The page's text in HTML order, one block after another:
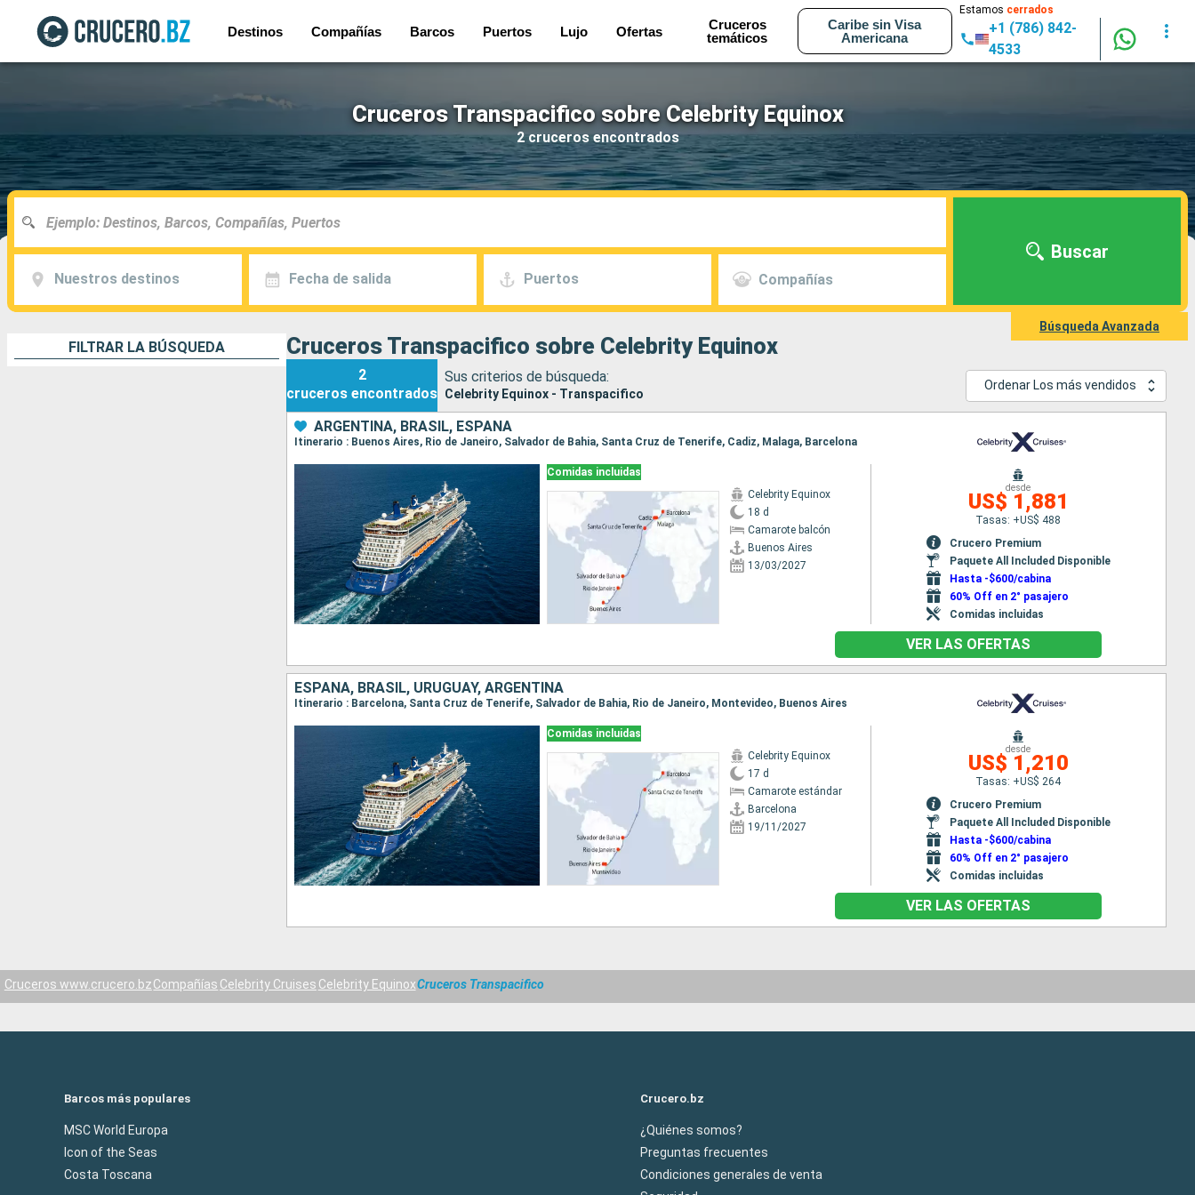
Destinos Compañías Barcos Puertos Lujo Ofertas
Cruceros
temáticos
Caribe sin Visa
Americana
Estamos cerrados
+1 (786) 842-
4533
Cruceros Transpacifico sobre Celebrity Equinox
2 cruceros encontrados
Nuestros destinos Fecha de salida Puertos Compañías
Buscar
Búsqueda Avanzada
FILTRAR LA BÚSQUEDA Cruceros Transpacifico sobre Celebrity Equinox
2
cruceros encontrados
Sus criterios de búsqueda:
Celebrity Equinox - Transpacifico
Ordenar Los más vendidos
ARGENTINA, BRASIL, ESPAÑA
Itinerario : Buenos Aires, Rio de Janeiro, Salvador de Bahia, Santa Cruz de Tenerife, Cadiz, Malaga, Barcelona
Comidas incluidas
Celebrity Equinox
18 d
Camarote balcón
Buenos Aires
13/03/2027
desde
US$ 1,881
Tasas: +US$ 488
Crucero Premium
Paquete All Included Disponible
Hasta -$600/cabina
60% Off en 2° pasajero
Comidas incluidas
VER LAS OFERTAS
ESPAÑA, BRASIL, URUGUAY, ARGENTINA
Itinerario : Barcelona, Santa Cruz de Tenerife, Salvador de Bahia, Rio de Janeiro, Montevideo, Buenos Aires
Comidas incluidas
Celebrity Equinox
17 d
Camarote estándar
Barcelona
19/11/2027
desde
US$ 1,210
Tasas: +US$ 264
Crucero Premium
Paquete All Included Disponible
Hasta -$600/cabina
60% Off en 2° pasajero
Comidas incluidas
VER LAS OFERTAS
Cruceros www.crucero.bzCompañías Celebrity Cruises Celebrity EquinoxCruceros Transpacifico
Barcos más populares
MSC World Europa
Icon of the Seas
Costa Toscana
Crucero.bz
¿Quiénes somos?
Preguntas frecuentes
Condiciones generales de venta